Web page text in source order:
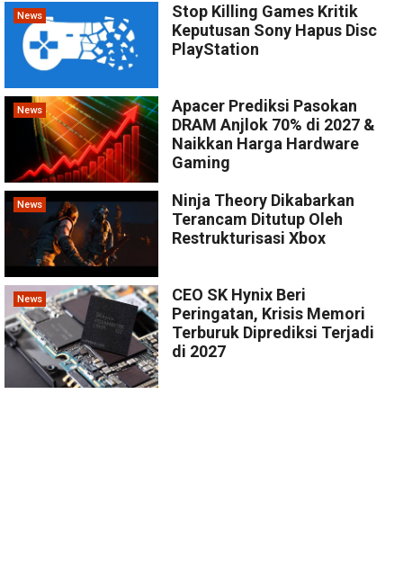
News
Stop Killing Games Kritik
Keputusan Sony Hapus Disc
PlayStation
News
Apacer Prediksi Pasokan
DRAM Anjlok 70% di 2027 &
Naikkan Harga Hardware
Gaming
News
Ninja Theory Dikabarkan
Terancam Ditutup Oleh
Restrukturisasi Xbox
News
CEO SK Hynix Beri
Peringatan, Krisis Memori
Terburuk Diprediksi Terjadi
di 2027